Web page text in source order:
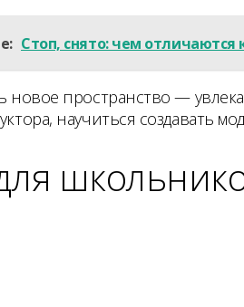
Стоп, снято: чем
новое пространство —
научиться создавать